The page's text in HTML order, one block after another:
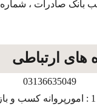
بانک صادرات ، شماره۸۷
های ارتباطی
03136635049